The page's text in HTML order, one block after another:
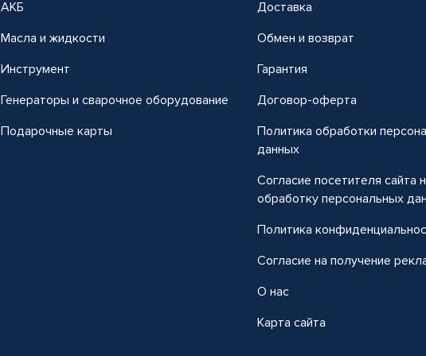
АКБ
Масла и жидкости
Инструмент
Генераторы и сварочное оборудование
Подарочные карты
Доставка
Обмен и возврат
Гарантия
Договор-оферта
Политика обработки
данных
Согласие посетителя сайта
обработку персональных
Политика
Согласие на получение
О нас
Карта сайта